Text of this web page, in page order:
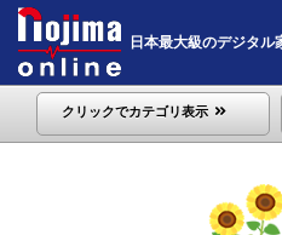
日本最大級のデジタル
クリックでカテゴリ表示